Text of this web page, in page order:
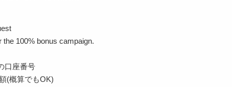
the 100% bonus campaign.
口座番号
(概算でもOK)